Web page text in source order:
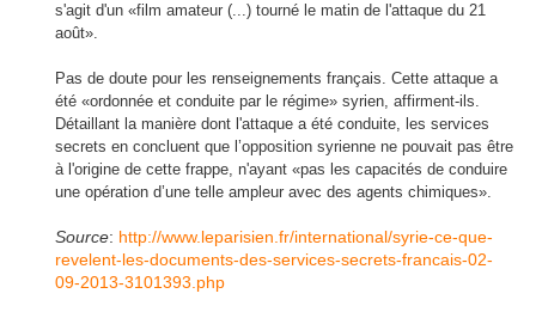
s'agit d'un «film amateur (...) tourné le matin de l'attaque du 21
août».
Pas de doute pour les renseignements français. Cette attaque a
été «ordonnée et conduite par le régime» syrien, affirment-ils.
Détaillant la manière dont l'attaque a été conduite, les services
secrets en concluent que l’opposition syrienne ne pouvait pas être
à l'origine de cette frappe, n'ayant «pas les capacités de conduire
une opération d’une telle ampleur avec des agents chimiques».
Source: http://www.leparisien.fr/international/syrie-ce-que-
revelent-les-documents-des-services-secrets-francais-02-
09-2013-3101393.php